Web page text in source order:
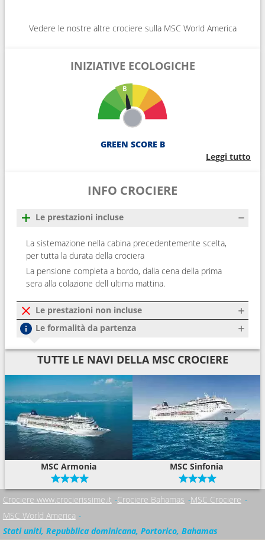
Vedere le nostre altre crociere sulla MSC World America
INIZIATIVE ECOLOGICHE
GREEN SCORE B
Leggi tutto
INFO CROCIERE
Le prestazioni incluse
La sistemazione nella cabina precedentemente scelta,
per tutta la durata della crociera
La pensione completa a bordo, dalla cena della prima
sera alla colazione dell ultima mattina.
Le prestazioni non incluse
Le formalità da partenza
TUTTE LE NAVI DELLA MSC CROCIERE
MSC Armonia MSC Sinfonia
Crociere www.crocierissime.it Crociere Bahamas MSC Crociere
MSC World America
Stati uniti, Repubblica dominicana, Portorico, Bahamas